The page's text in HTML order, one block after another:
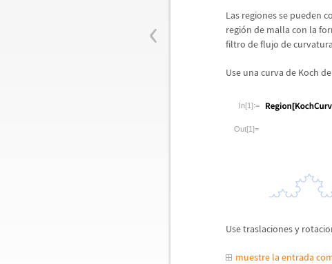
‹ Las regiones se pueden
región de malla con la
filtro de flujo de
Use una curva de Koch
In[1]:=
Out[1]=
Use traslaciones y
muestre la entrada